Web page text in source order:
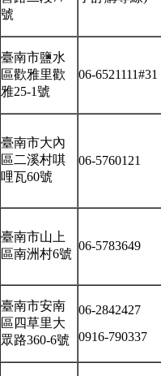
號
臺南市鹽水
區歡雅里歡
雅25-1號
06-6521111#31
臺南市大內
區二溪村唭
哩瓦60號
06-5760121
臺南市山上
區南洲村6號
06-5783649
臺南市安南
區四草里大
眾路360-6號
06-2842427
0916-790337